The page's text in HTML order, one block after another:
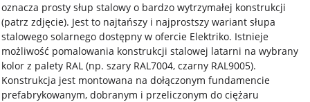
oznacza prosty słup stalowy o bardzo wytrzymałej konstrukcji
(patrz zdjęcie). Jest to najtańszy i najprostszy wariant słupa
stalowego solarnego dostępny w ofercie Elektriko. Istnieje
możliwość pomalowania konstrukcji stalowej latarni na wybrany
kolor z palety RAL (np. szary RAL7004, czarny RAL9005).
Konstrukcja jest montowana na dołączonym fundamencie
prefabrykowanym, dobranym i przeliczonym do ciężaru